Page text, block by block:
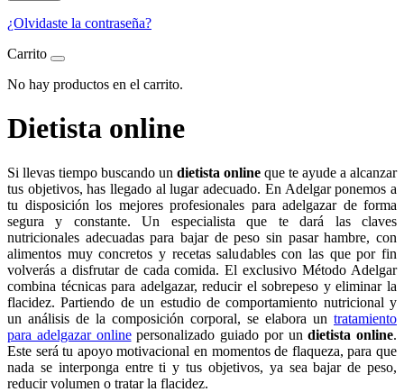
¿Olvidaste la contraseña?
Carrito
No hay productos en el carrito.
Dietista online
Si llevas tiempo buscando un dietista online que te ayude a alcanzar
tus objetivos, has llegado al lugar adecuado. En Adelgar ponemos a
tu disposición los mejores profesionales para adelgazar de forma
segura y constante. Un especialista que te dará las claves
nutricionales adecuadas para bajar de peso sin pasar hambre, con
alimentos muy concretos y recetas saludables con las que por fin
volverás a disfrutar de cada comida. El exclusivo Método Adelgar
combina técnicas para adelgazar, reducir el sobrepeso y eliminar la
flacidez. Partiendo de un estudio de comportamiento nutricional y
un análisis de la composición corporal, se elabora un tratamiento
para adelgazar onlinepersonalizado guiado por undietista online.
Este será tu apoyo motivacional en momentos de flaqueza, para que
nada se interponga entre ti y tus objetivos, ya sea bajar de peso,
reducir volumen o tratar la flacidez.